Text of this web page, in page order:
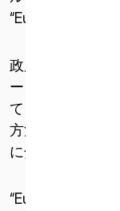
このサイトは
reCAPTCHA に
“Euro2Moon” を
政府機関、民間
ートナーからの
て、
方法での月面探
に焦点を当てま
“Euro2Moon”は